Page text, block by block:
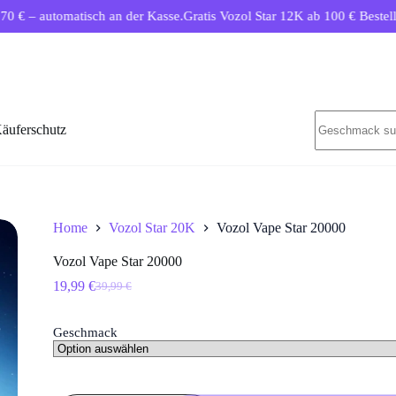
an der Kasse.Gratis Vozol Star 12K ab 100 € Bestellwert.
Ergebnisse
Home Vozol Star 20K Vozol Vape Star 20000
Vozol Vape Star 20000
39,99€
Ursprünglicher
war:
39,99 €
19,99 €Aktueller
19,99 €.
Geschmack